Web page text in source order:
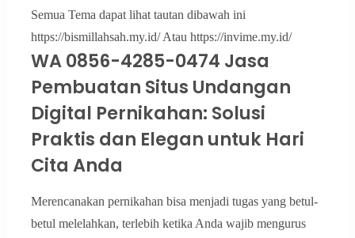
Semua Tema dapat lihat tautan dibawah ini
https://bismillahsah.my.id/ Atau https://invime.my.id/
WA 0856-4285-0474 Jasa
Pembuatan Situs Undangan
Digital Pernikahan: Solusi
Praktis dan Elegan untuk Hari
Cita Anda
Merencanakan pernikahan bisa menjadi tugas yang betul-
betul melelahkan, terlebih ketika Anda wajib mengurus